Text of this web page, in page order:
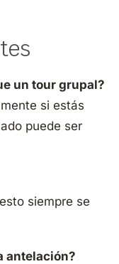
un tour grupal?
si estás
puede ser
siempre se
antelación?